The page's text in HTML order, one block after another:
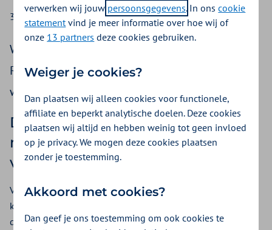
30 september 2025
Wij hebben het Inkoopbeleid Stoppen-met-
Roken 2026 aangepast. In dit bericht leest u
welke aanpassingen dit zijn.
De aanspraak Zorg bij stoppen
met rokenprogramma verruimd
vanaf 2026
Vanaf 2026 hebben verzekerden maximaal drie keer per
kalenderjaar recht op (vergoeding van de kosten van)
deelname aan een stoppen-met-rokenprogramma. Nu is dat
verwerken wij jouw persoonsgegevens. In onscookie
statementvind je meer informatie over hoe wij of
onze 13 partners deze cookies gebruiken.
Weiger je cookies?
Dan plaatsen wij alleen cookies voor functionele,
affiliate en beperkt analytische doelen. Deze cookies
plaatsen wij altijd en hebben weinig tot geen invloed
op je privacy. We mogen deze cookies plaatsen
zonder je toestemming.
Akkoord met cookies?
Dan geef je ons toestemming om ook cookies te